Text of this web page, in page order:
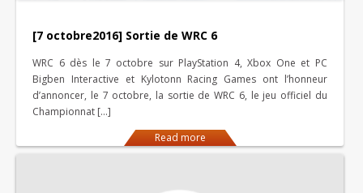
[7 octobre2016] Sortie de WRC 6
WRC 6 dès le 7 octobre sur PlayStation 4, Xbox One et PC
Bigben Interactive et Kylotonn Racing Games ont l’honneur
d’annoncer, le 7 octobre, la sortie de WRC 6, le jeu officiel du
Championnat […]
Read more